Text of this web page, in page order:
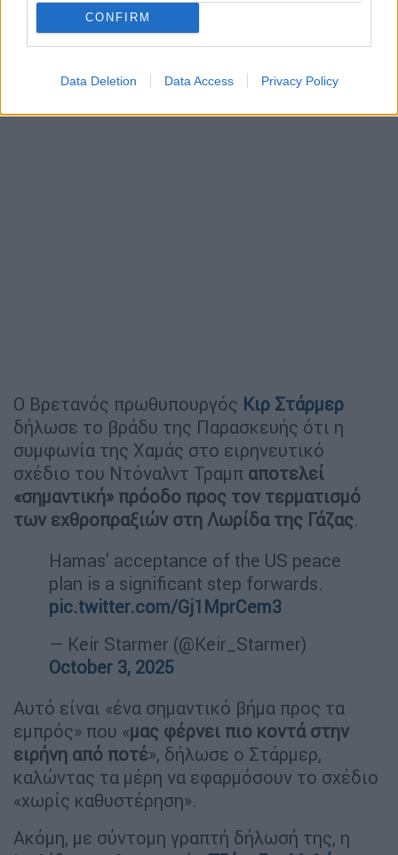
CONFIRM
Data Deletion Data Access Privacy Policy
Ο Βρετανός πρωθυπουργός Κιρ Στάρμερ
δήλωσε το βράδυ της Παρασκευής ότι η
συμφωνία της Χαμάς στο ειρηνευτικό
σχέδιο του Ντόναλντ Τραμπ αποτελεί
«σημαντική» πρόοδο προς τον τερματισμό
των εχθροπραξιών στη Λωρίδα της Γάζας.
Hamas’ acceptance of the US peace
plan is a significant step forwards.
pic.twitter.com/Gj1MprCem3
— Keir Starmer (@Keir_Starmer)
October 3, 2025
Αυτό είναι «ένα σημαντικό βήμα προς τα
εμπρός» που «μας φέρνει πιο κοντά στην
ειρήνη από ποτέ», δήλωσε ο Στάρμερ,
καλώντας τα μέρη να εφαρμόσουν το σχέδιο
«χωρίς καθυστέρηση».
Ακόμη, με σύντομη γραπτή δήλωσή της, η